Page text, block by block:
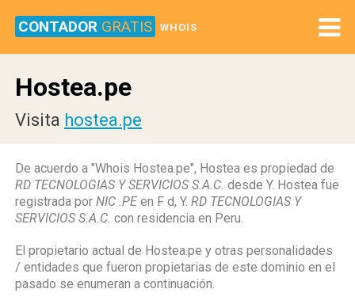
CONTADOR GRATIS WHOIS
Hostea.pe
Visita hostea.pe
De acuerdo a "Whois Hostea.pe", Hostea es propiedad de
RD TECNOLOGIAS Y SERVICIOS S.A.C. desde Y. Hostea fue
registrada por NIC .PEen F d, Y. RD TECNOLOGIAS Y
SERVICIOS S.A.C. con residencia en Peru.
El propietario actual de Hostea.pe y otras personalidades
/ entidades que fueron propietarias de este dominio en el
pasado se enumeran a continuación.